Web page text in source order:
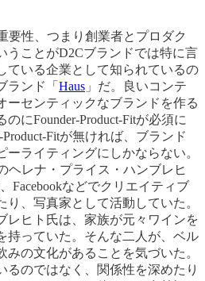
要性、つまり創業者とプロダク
うことがD2Cブランドでは特に言
ている企業として知られているの
ランド「 Haus 」だ。良いコンテ
ーセンティックなブランドを作る
にFounder-Product-Fitが必須に
Fitが無ければ、ブランド
ライティングにしかならない。
ヘレナ・プライス・ハンブレヒ
Facebookなどでクリエイティブ
、写真家として活動していた。
レヒト氏は、家族が元々ワインを
持っていた。そんな二人が、ベル
みの文化があることを気づいた。
るのではなく、関係性を深めたり